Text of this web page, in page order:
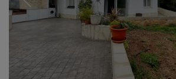
Previous